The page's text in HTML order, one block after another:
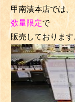
甲南漬本店では、
数量限定で
販売しております